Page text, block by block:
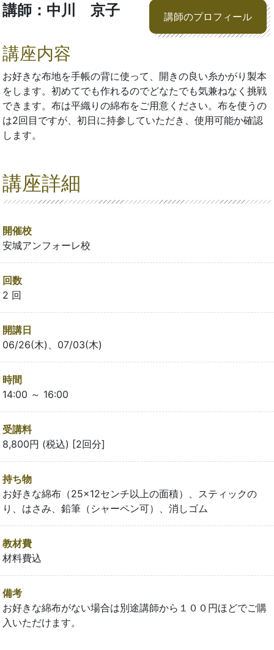
講師：中川 京子 講師のプロフィール
講座内容
お好きな布地を手帳の背に使って、開きの良い糸かがり製本
をします。初めてでも作れるのでどなたでも気兼ねなく挑戦
できます。布は平織りの綿布をご用意ください。布を使うの
は2回目ですが、初日に持参していただき、使用可能か確認
します。
講座詳細
開催校
安城アンフォーレ校
回数
2 回
開講日
06/26(木)、07/03(木)
時間
14:00 ～ 16:00
受講料
8,800円 (税込) [2回分]
持ち物
お好きな綿布（25×12センチ以上の面積）、スティックの
り、はさみ、鉛筆（シャーペン可）、消しゴム
教材費
材料費込
備考
お好きな綿布がない場合は別途講師から１００円ほどでご購
入いただけます。